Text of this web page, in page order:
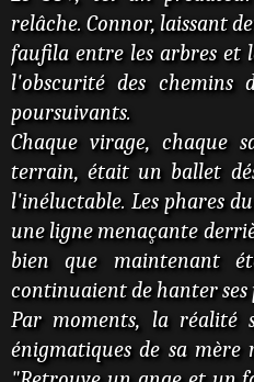
relâche. Connor, laissant
faufila entre les arbres et
l'obscurité des chemins
poursuivants.
Chaque virage, chaque
terrain, était un ballet
l'inéluctable. Les phares
une ligne menaçante
bien que maintenant
continuaient de hanter ses
Par moments, la réalité
énigmatiques de sa mère